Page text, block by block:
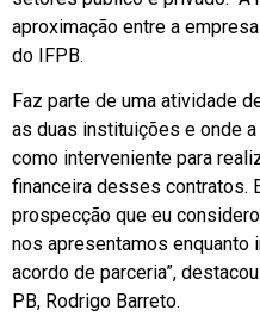
aproximação entre a
do IFPB.
Faz parte de uma atividade
as duas instituições e onde
como interveniente para
financeira desses contratos.
prospecção que eu
nos apresentamos enquanto
acordo de parceria”,
PB, Rodrigo Barreto.